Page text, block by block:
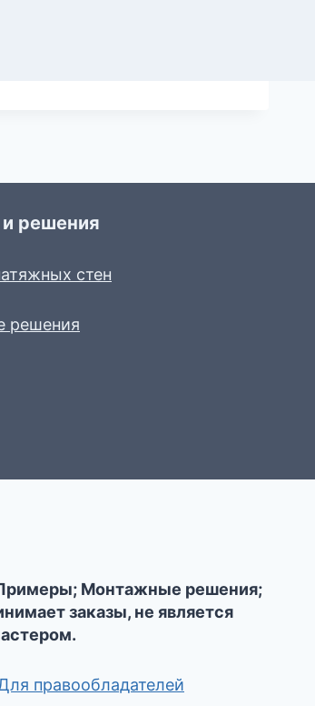
решения
стен
решения
Монтажные решения;
заказы, не является
правообладателей